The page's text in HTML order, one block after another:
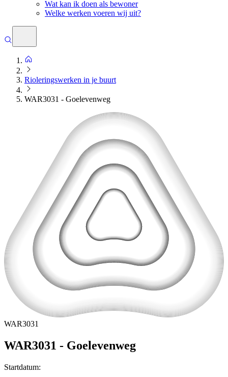
Wat kan ik doen als bewoner
Welke werken voeren wij uit?
Rioleringswerken in je buurt
WAR3031 - Goelevenweg
WAR3031
WAR3031 - Goelevenweg
Startdatum: